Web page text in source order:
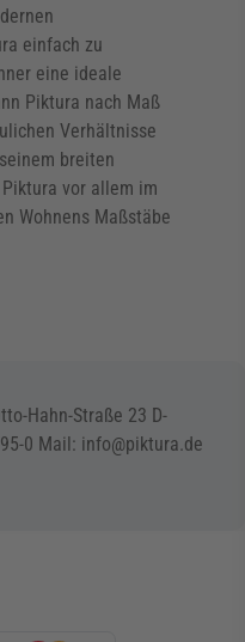
einfach zu
eine ideale
Piktura nach Maß
Verhältnisse
breiten
vor allem im
Wohnens Maßstäbe
Hahn-Straße 23 D-
0 Mail: info@piktura.de